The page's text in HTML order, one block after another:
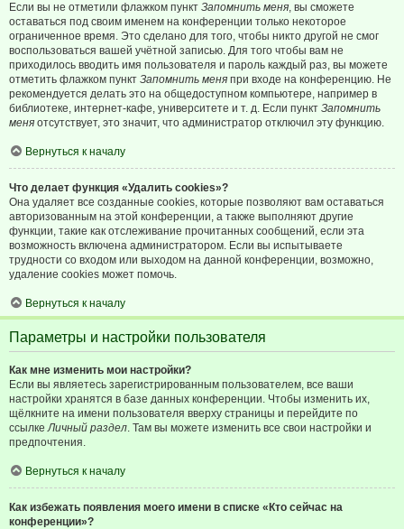
Если вы не отметили флажком пункт Запомнить меня, вы сможете
оставаться под своим именем на конференции только некоторое
ограниченное время. Это сделано для того, чтобы никто другой не смог
воспользоваться вашей учётной записью. Для того чтобы вам не
приходилось вводить имя пользователя и пароль каждый раз, вы можете
отметить флажком пункт Запомнить меня при входе на конференцию. Не
рекомендуется делать это на общедоступном компьютере, например в
библиотеке, интернет-кафе, университете и т. д. Если пункт Запомнить
меня отсутствует, это значит, что администратор отключил эту функцию.
Вернуться к началу
Что делает функция «Удалить cookies»?
Она удаляет все созданные cookies, которые позволяют вам оставаться
авторизованным на этой конференции, а также выполняют другие
функции, такие как отслеживание прочитанных сообщений, если эта
возможность включена администратором. Если вы испытываете
трудности со входом или выходом на данной конференции, возможно,
удаление cookies может помочь.
Вернуться к началу
Параметры и настройки пользователя
Как мне изменить мои настройки?
Если вы являетесь зарегистрированным пользователем, все ваши
настройки хранятся в базе данных конференции. Чтобы изменить их,
щёлкните на имени пользователя вверху страницы и перейдите по
ссылкеЛичный раздел. Там вы можете изменить все свои настройки и
предпочтения.
Вернуться к началу
Как избежать появления моего имени в списке «Кто сейчас на
конференции»?